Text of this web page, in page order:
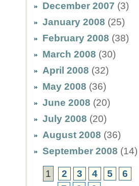
December 2007 (3)
January 2008 (25)
February 2008 (38)
March 2008 (30)
April 2008 (32)
May 2008 (36)
June 2008 (20)
July 2008 (20)
August 2008 (36)
September 2008 (14)
1 2 3 4 5
6